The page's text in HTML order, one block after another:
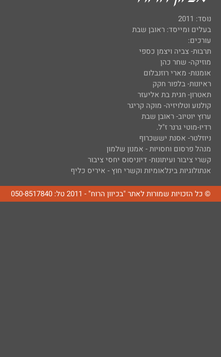
נוסד: 2011
בעלים ומייסד: ראובן שבת
עורכים:
תרבות- צביה ויצמן כספי
מוזיקה- שחר כהן
אומנות- מארי רוזנבלום
ראיונות- בלפור חקק
תאטרון- חגית בת אליעזר
קולנוע וטלויזיה- מוקה קריגר
ערוץ יוטיוב- ראובן שבת
רדיו-מוטי גרנר ז"ל.
ניוזלטר- אסנת יששכרוף
מנהל פרסום וחסויות - אמנון שלמון
קשרי ציבור ועיתונות- דיוניסוס יחסי ציבור
אנתולוגיות בינלאומיות וקשרי חוץ - איריס כליף
© כל הזכויות שמורות לאתר "בכיוון הרוח" - 2011 טל: 050-8517840